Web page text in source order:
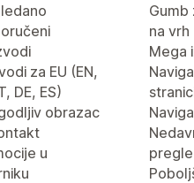
za EU (EN,
DE, ES)
obrazac
u
na vrh
Mega